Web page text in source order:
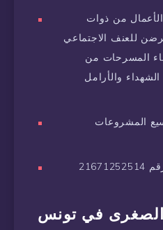
من ذوات
للعنف الاجتماعي
المسرحات من
والأرامل
المشروعات
في تونس